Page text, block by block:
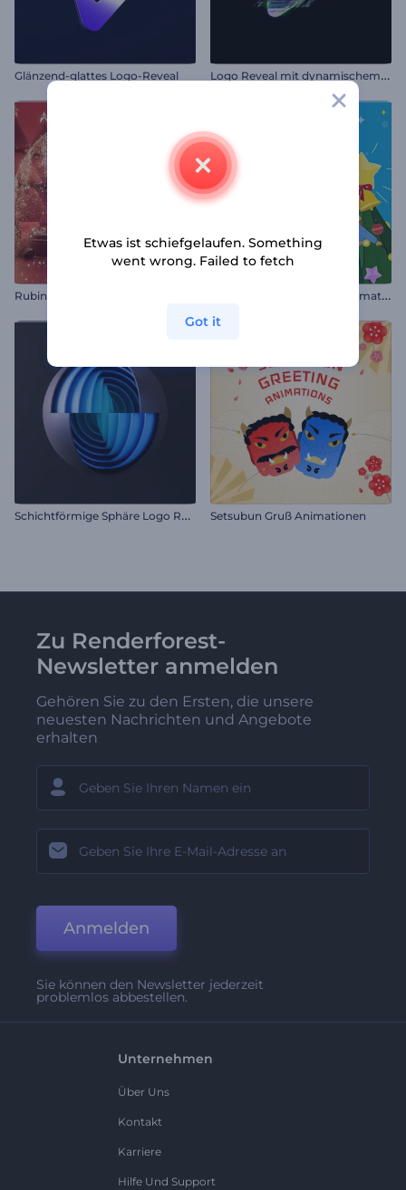
Glänzend-glattes Logo-Reveal L
ogo Reveal mit dynamischem Glitch
Rubinrot Weihnachtslogo F
röhliche Weihnachten Animationen
S
chichtförmige Sphäre Logo Reveal Setsubun Gruß Animationen
Zu Renderforest-
Newsletter anmelden
Gehören Sie zu den Ersten, die unsere
neuesten Nachrichten und Angebote
erhalten
Anmelden
Sie können den Newsletter jederzeit
problemlos abbestellen.
Unternehmen
Über Uns
Kontakt
Karriere
Hilfe Und Support
Etwas ist schiefgelaufen. Something
went wrong. Failed to fetch
Got it